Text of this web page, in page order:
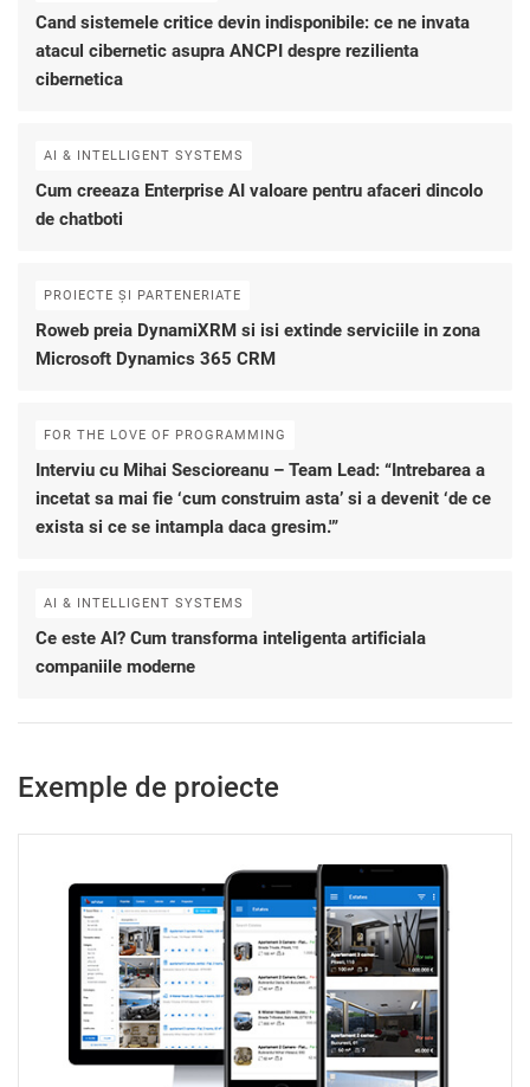
Cand sistemele critice devin indisponibile: ce ne invata
atacul cibernetic asupra ANCPI despre rezilienta
cibernetica
AI & INTELLIGENT SYSTEMS
Cum creeaza Enterprise AI valoare pentru afaceri dincolo
de chatboti
PROIECTE ȘI PARTENERIATE
Roweb preia DynamiXRM si isi extinde serviciile in zona
Microsoft Dynamics 365 CRM
FOR THE LOVE OF PROGRAMMING
Interviu cu Mihai Sescioreanu – Team Lead: “Intrebarea a
incetat sa mai fie ‘cum construim asta’ si a devenit ‘de ce
exista si ce se intampla daca gresim.'”
AI & INTELLIGENT SYSTEMS
Ce este AI? Cum transforma inteligenta artificiala
companiile moderne
Exemple de proiecte